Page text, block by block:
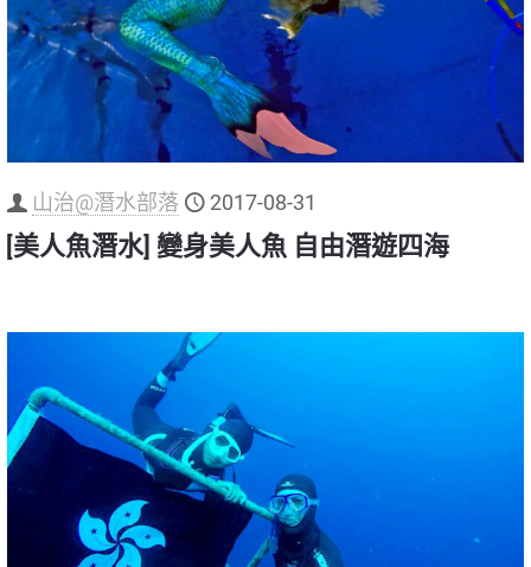
山治@潛水部落 2017-08-31
[美人魚潛水] 變身美人魚 自由潛遊四海